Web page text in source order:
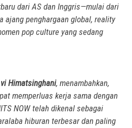
dari AS dan Inggris—mulai dari
ajang penghargaan global, reality
pop culture yang sedang
Himatsinghani, menambahkan,
memperluas kerja sama dengan
NOW telah dikenal sebagai
hiburan terbesar dan paling